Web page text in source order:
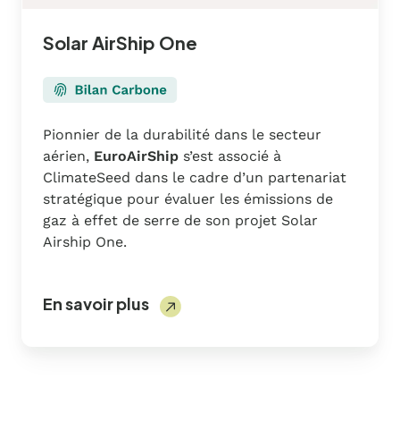
Solar AirShip One
Pionnier de la durabilité dans le secteur
aérien, EuroAirShip s’est associé à
ClimateSeed dans le cadre d’un partenariat
stratégique pour évaluer les émissions de
gaz à effet de serre de son projet Solar
Airship One.
En savoir plus